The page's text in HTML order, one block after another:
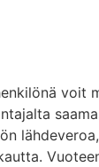
voit